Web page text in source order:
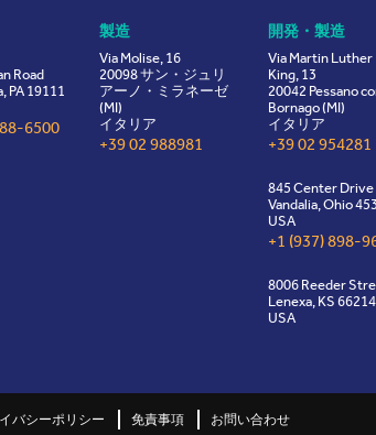
Road
PA 19111
6500
製造
Via Molise, 16
20098 サン・ジュリ
アーノ・ミラネーゼ
(MI)
イタリア
+39 02 988981
開発・製造
Via Martin Luther
King, 13
20042 Pessano
Bornago (MI)
イタリア
+39 02 954281
845 Center Drive
Vandalia, Ohio
USA
+1 (937) 898-
8006 Reeder
Lenexa, KS 66214
USA
バシーポリシー 免責事項 お問い合わせ